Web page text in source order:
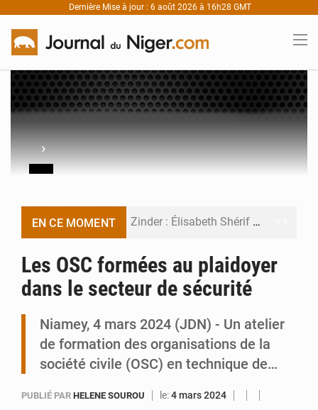
Dernière Mise à jour : 6 août 2026 à 16h28 GMT
›
EN CE MOMENT Zinder : Élisabeth Shérif visite l’école Birni Garçon
Tibiri : le dialogue, nouveau terrain de jeu pour la paix
Les OSC formées au plaidoyer
dans le secteur de sécurité
Niamey, 4 mars 2024 (JDN) - Un atelier
de formation des organisations de la
société civile (OSC) en technique de…
PUBLIÉ PAR HELENE SOUROU le:4 mars 2024